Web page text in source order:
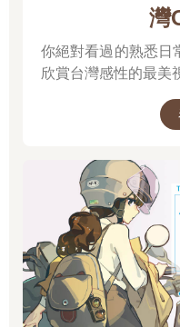
灣
你絕對看過的熟悉日
欣賞台灣感性的最美